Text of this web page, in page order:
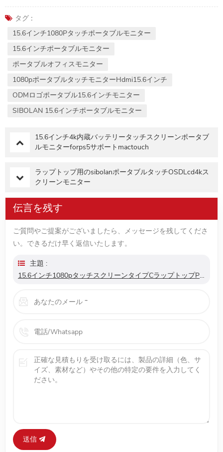
タグ :
15.6インチ1080Pタッチポータブルモニター
15.6インチポータブルモニター
ポータブルオフィスモニター
1080pポータブルタッチモニターhdmi15.6インチ
ODMロゴポータブル15.6インチモニター
SIBOLAN 15.6インチポータブルモニター
15.6インチ4k内蔵バッテリータッチスクリーンポータブ
ルモニターforps5サポートmactouch
ラップトップ用のsibolanポータブルタッチOSDLcd4kス
クリーンモニター
伝言を残す
ご質問やご提案がございましたら、メッセージを残してくださ
い。できるだけ早く返信いたします。
主題 :
15.6インチ1080pタッチスクリーンタイプCラップトップps4usbポータブルモニター
送信